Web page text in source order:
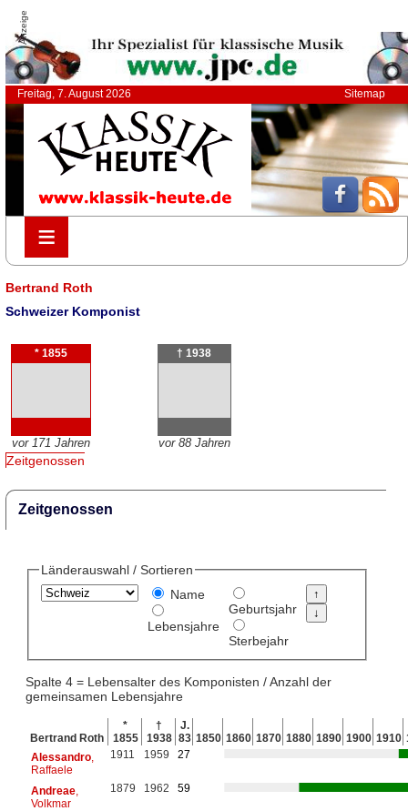
Anzeige
Freitag, 7. August 2026 Sitemap
≡
≡
Bertrand Roth
Schweizer Komponist
* 1855
vor 171 Jahren
† 1938
vor 88 Jahren
Zeitgenossen
Zeitgenossen
Länderauswahl / Sortieren
Name
Lebensjahre
Geburtsjahr
Sterbejahr
Spalte 4 = Lebensalter des Komponisten / Anzahl der
gemeinsamen Lebensjahre
Bertrand Roth
*
1855
†
1938
J.
83 1850 1860 1870 1880 1890 1900 1910
Alessandro,
Raffaele
1911 1959 27
Andreae,
Volkmar
1879 1962 59